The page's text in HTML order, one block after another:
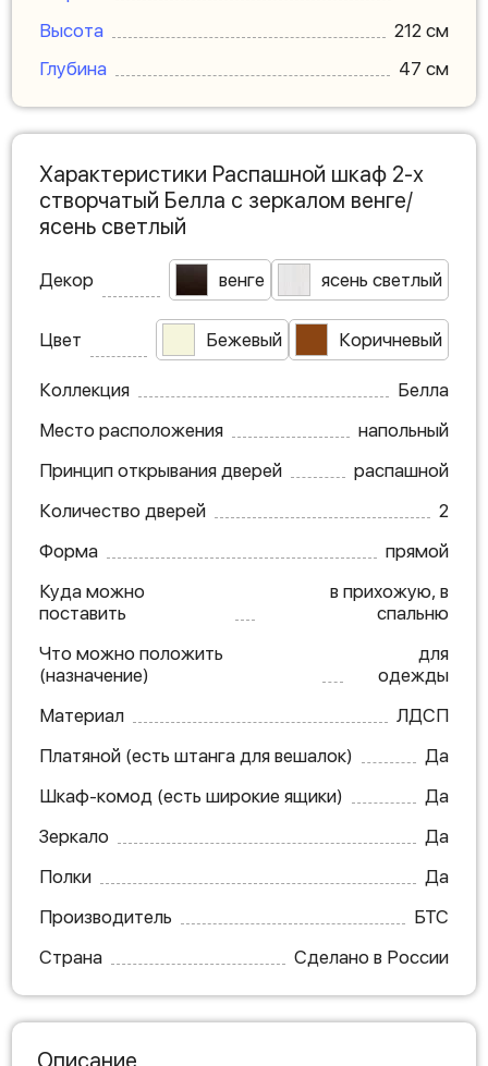
Высота
212 см
Глубина
47 см
Характеристики Распашной шкаф 2-х
створчатый Белла с зеркалом венге/
ясень светлый
Декор венге ясень светлый
Цвет Бежевый Коричневый
Коллекция
Белла
Место расположения
напольный
Принцип открывания дверей
распашной
Количество дверей
2
Форма
прямой
Куда можно
поставить
в прихожую, в
спальню
Что можно положить
(назначение)
для
одежды
Материал
ЛДСП
Платяной (есть штанга для вешалок)
Да
Шкаф-комод (есть широкие ящики)
Да
Зеркало
Да
Полки
Да
Производитель
БТС
Страна
Сделано в России
Описание